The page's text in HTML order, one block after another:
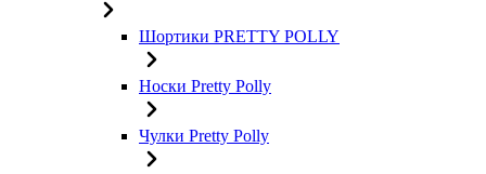
Шортики PRETTY POLLY
Носки Pretty Polly
Чулки Pretty Polly